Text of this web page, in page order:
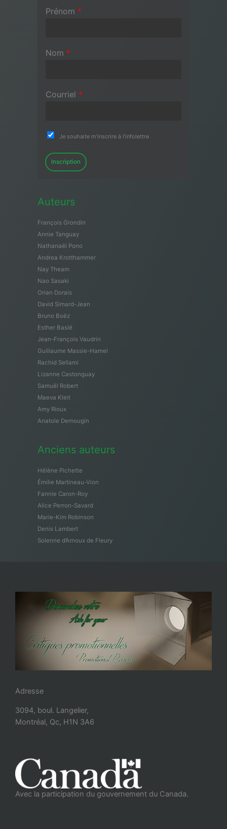
Prénom *
Nom *
Courriel *
Je souhaite m'inscrire à l'infolettre
Inscription
Auteurs
François Grondin
Annie Tanguay
Nathanaël Pono
Andrea Krotthammer
Nay Theam
Nao Sasaki
Orian Dorais
David Simard-Jean
Bruno Boëz
Esther Baslé
Jean-François Vaudrin
Guillaume Massie-Hamel
Rachid Sellami
Lizanne Castonguay
Samuël Robert
Maeva Kleit
Amy Rioux
Anatole Demougin
Anciens auteurs
Hélène Pichette
Émilie Martineau-Vion
Fannie Caron-Roy
Alice Perron-Savard
Marie-Kim Robinson
Denis Lambert
Solenne d’Arnoux de Fleury
Adresse
3094, boul. Langelier,
Montréal, Qc, H1N 3A6
Avec la participation du gouvernement du Canada.